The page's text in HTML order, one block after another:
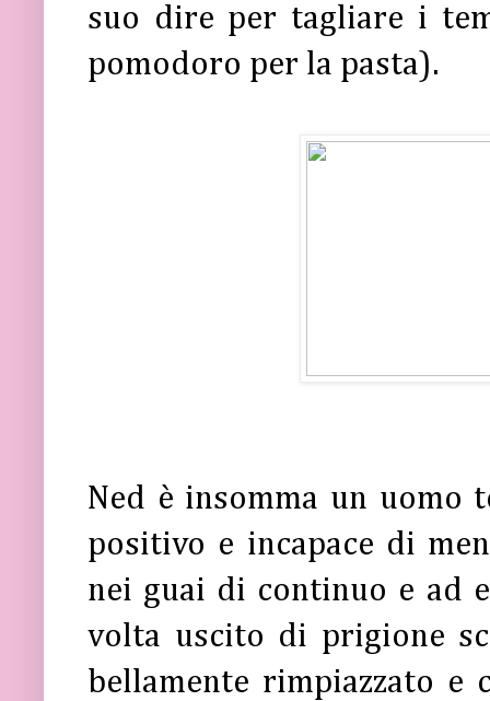
suo dire per tagliare i
pomodoro per la pasta).
Ned è insomma un uomo
positivo e incapace di
nei guai di continuo e ad
volta uscito di prigione
bellamente rimpiazzato e